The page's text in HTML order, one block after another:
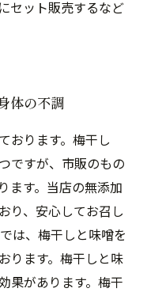
セット販売するなど
体の不調
おります。梅干し
ですが、市販のもの
ます。当店の無添加
り、安心してお召し
は、梅干しと味噌を
ります。梅干しと味
果があります。梅干